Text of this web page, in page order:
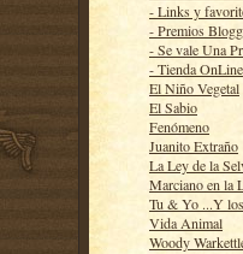
- Links y
- Premios
- Se vale Una
- Tienda OnLine
El Niño Vegetal
El Sabio
Fenómeno
Juanito Extraño
La Ley de la
Marciano en la
Tu & Yo ...Y
Vida Animal
Woody